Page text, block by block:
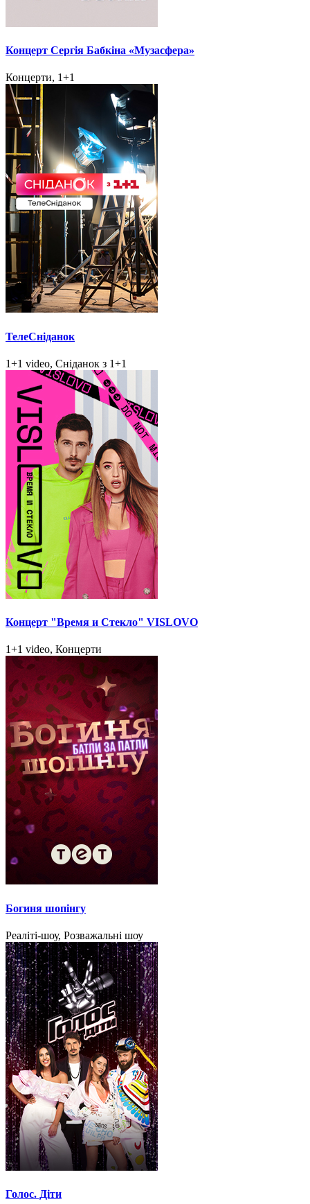
Концерт Сергія Бабкіна «Музасфера»
Концерти, 1+1
ТелеСніданок
1+1 video, Сніданок з 1+1
Концерт "Время и Стекло" VISLOVO
1+1 video, Концерти
Богиня шопінгу
Реаліті-шоу, Розважальні шоу
Голос. Діти